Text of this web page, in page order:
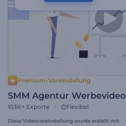
Premium-Voreinstellung
SMM Agentur Werbevideo
103K+ Exporte Flexibel
Diese Videovoreinstellung wurde erstellt mit